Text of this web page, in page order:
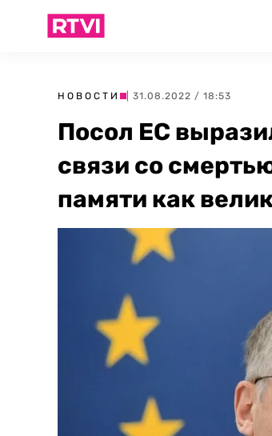
НОВОСТИ | 31.08.2022 / 18:53
Посол ЕС
связи со
памяти как